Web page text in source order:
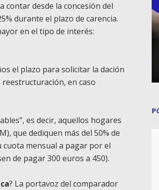
contar desde la concesión del
durante el plazo de carencia.
en el tipo de interés:
el plazo para solicitar la dación
en caso
es decir, aquellos hogares
que dediquen más del 50% de
cuota mensual a pagar por el
de pagar 300 euros a 450).
? La portavoz del comparador